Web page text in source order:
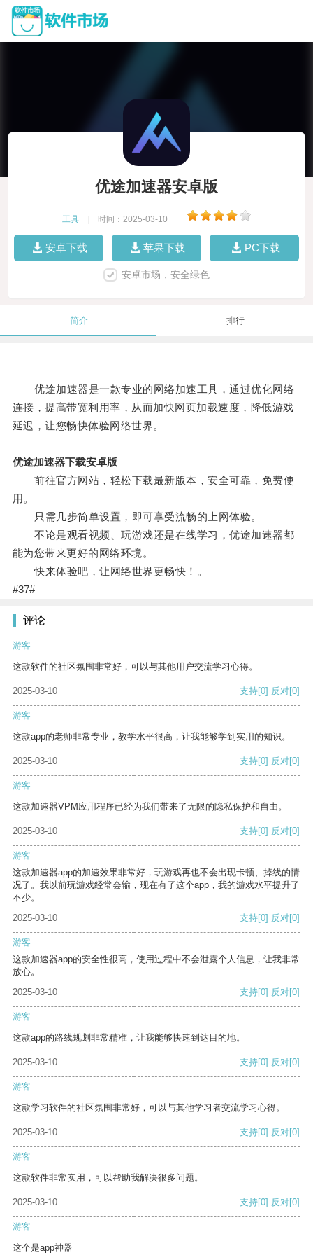
优途加速器安卓版
工具 时间：2025-03-10
安卓下载 苹果下载 PC下载
安卓市场，安全绿色
简介 排行
优途加速器是一款专业的网络加速工具，通过优化网络
连接，提高带宽利用率，从而加快网页加载速度，降低游戏
延迟，让您畅快体验网络世界。
优途加速器下载安卓版
前往官方网站，轻松下载最新版本，安全可靠，免费使
用。
只需几步简单设置，即可享受流畅的上网体验。
不论是观看视频、玩游戏还是在线学习，优途加速器都
能为您带来更好的网络环境。
快来体验吧，让网络世界更畅快！。
#37#
评论
游客
这款软件的社区氛围非常好，可以与其他用户交流学习心得。
2025-03-10 支持[0] 反对[0]
游客
这款app的老师非常专业，教学水平很高，让我能够学到实用的知识。
2025-03-10 支持[0] 反对[0]
游客
这款加速器VPM应用程序已经为我们带来了无限的隐私保护和自由。
2025-03-10 支持[0] 反对[0]
游客
这款加速器app的加速效果非常好，玩游戏再也不会出现卡顿、掉线的情
况了。我以前玩游戏经常会输，现在有了这个app，我的游戏水平提升了
不少。
2025-03-10
支持[0] 反对[0]
游客
这款加速器app的安全性很高，使用过程中不会泄露个人信息，让我非常
放心。
2025-03-10
支持[0] 反对[0]
游客
这款app的路线规划非常精准，让我能够快速到达目的地。
2025-03-10 支持[0] 反对[0]
游客
这款学习软件的社区氛围非常好，可以与其他学习者交流学习心得。
2025-03-10 支持[0] 反对[0]
游客
这款软件非常实用，可以帮助我解决很多问题。
2025-03-10 支持[0] 反对[0]
游客
这个是app神器